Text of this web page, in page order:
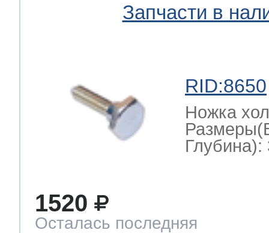
Запчасти в
RID:8650
Ножка
Глубина):
1520
Осталась последняя